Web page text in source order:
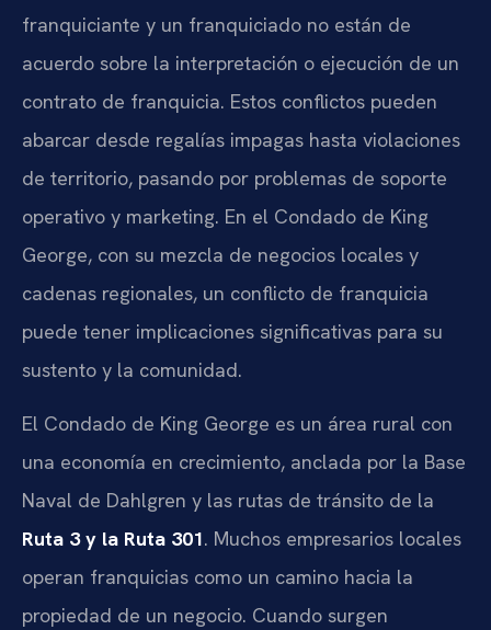
franquiciante y un franquiciado no están de
acuerdo sobre la interpretación o ejecución de un
contrato de franquicia. Estos conflictos pueden
abarcar desde regalías impagas hasta violaciones
de territorio, pasando por problemas de soporte
operativo y marketing. En el Condado de King
George, con su mezcla de negocios locales y
cadenas regionales, un conflicto de franquicia
puede tener implicaciones significativas para su
sustento y la comunidad.
El Condado de King George es un área rural con
una economía en crecimiento, anclada por la Base
Naval de Dahlgren y las rutas de tránsito de la
Ruta 3 y la Ruta 301. Muchos empresarios locales
operan franquicias como un camino hacia la
propiedad de un negocio. Cuando surgen